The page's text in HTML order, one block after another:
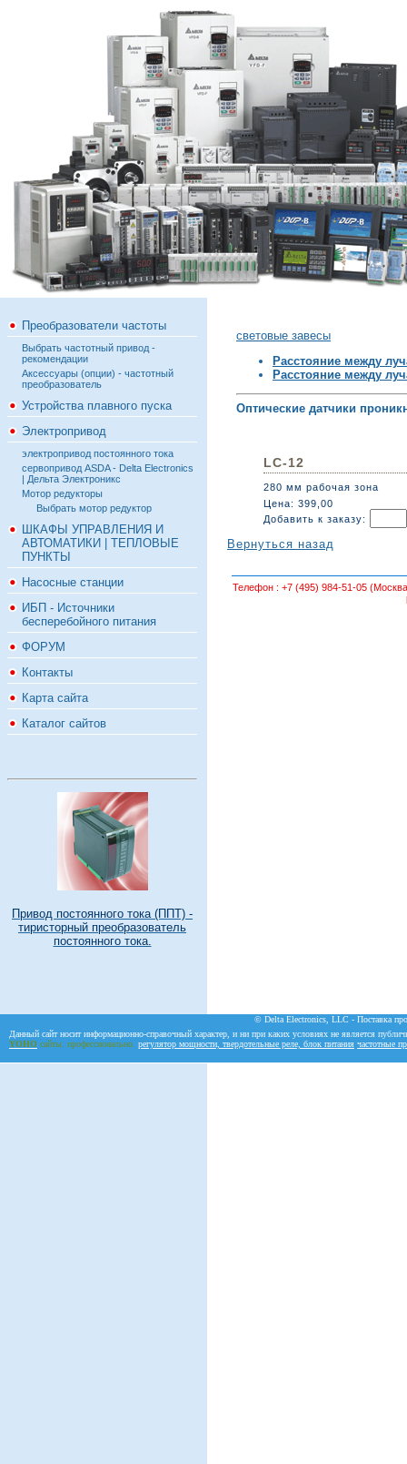
Преобразователи частоты
Выбрать частотный привод -
рекомендации
Аксессуары (опции) - частотный
преобразователь
Устройства плавного пуска
Электропривод
электропривод постоянного тока
сервопривод ASDA - Delta Electronics
| Дельта Электроникс
Мотор редукторы
Выбрать мотор редуктор
ШКАФЫ УПРАВЛЕНИЯ И
АВТОМАТИКИ | ТЕПЛОВЫЕ
ПУНКТЫ
Насосные станции
ИБП - Источники
бесперебойного питания
ФОРУМ
Контакты
Карта сайта
Каталог сайтов
Привод постоянного тока (ППТ) -
тиристорный преобразователь
постоянного тока.
световые завесы
Расстояние между
Расстояние между
Оптические датчики
LC-12
280 мм рабочая зона
Цена: 399,00
Добавить к заказу:
Вернуться назад
Телефон :+7 (495) 984-51-05
© Delta Electronics, LLC - Поставка
Данный сайт носит информационно-справочный характер, и ни при каких условиях не является
YOHO сайты. профессионально. регулятор мощности, твердотельные реле, блок питания частотные